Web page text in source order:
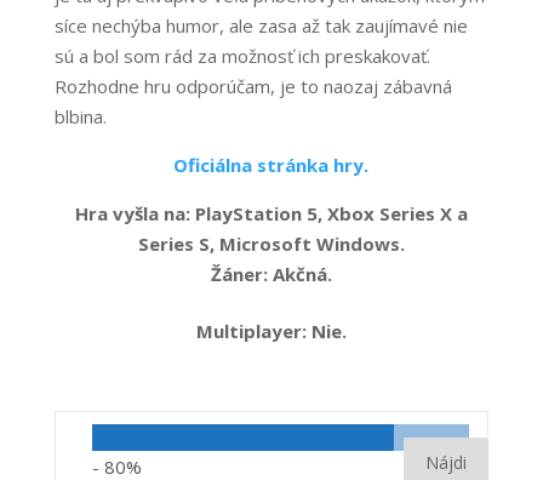
síce nechýba humor, ale zasa až tak zaujímavé nie
sú a bol som rád za možnosť ich preskakovať.
Rozhodne hru odporúčam, je to naozaj zábavná
blbina.
Oficiálna stránka hry.
Hra vyšla na: PlayStation 5, Xbox Series X a
Series S, Microsoft Windows.
Žáner: Akčná.
Multiplayer: Nie.
- 80%